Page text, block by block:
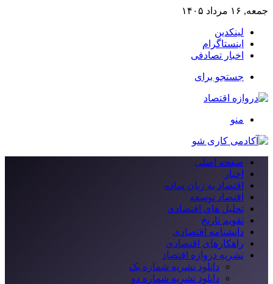
جمعه, ۱۶ مرداد ۱۴۰۵
لینکدین
اینستاگرام
اخبار تصادفی
جستجو برای
منو
صفحه اصلی
اخبار
اقتصاد به زبان ساده
اقتصاد توسعه
تحلیل های اقتصادی
تقویم تاریخ
دانشنامه اقتصادی
راهکارهای اقتصادی
نشریه دروازه اقتصاد
دانلود نشریه شماره یک
دانلود نشریه شماره دو